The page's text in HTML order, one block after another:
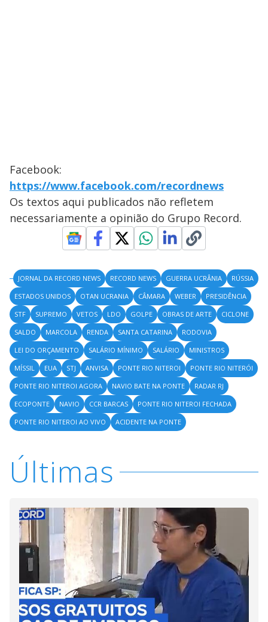
Facebook:
https://www.facebook.com/recordnews
Os textos aqui publicados não refletem
necessariamente a opinião do Grupo Record.
JORNAL DA RECORD NEWS RECORD NEWS GUERRA UCRÂNIA
RÚSSIA
ESTADOS UNIDOS
OTAN UCRANIA CÂMARA WEBER
PRESIDÊNCIA
STF
SUPREMO VETOS LDO GOLPE OBRAS DE ARTE
CICLONE
SALDO
MARCOLA RENDA SANTA CATARINA
RODOVIA
LEI DO ORÇAMENTO
SALÁRIO MÍNIMO SALÁRIO
MINISTROS
MÍSSIL
EUA STJ ANVISA PONTE RIO NITEROI
PONTE RIO NITERÓI
PONTE RIO NITEROI AGORA
NAVIO BATE NA PONTE
RADAR RJ
ECOPONTE
NAVIO CCR BARCAS
PONTE RIO NITEROI FECHADA
PONTE RIO NITEROI AO VIVO
ACIDENTE NA PONTE
Últimas